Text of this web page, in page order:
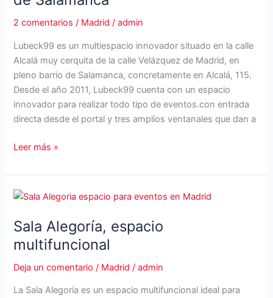
Barrio
de
2 comentarios / Madrid /admin
Lubeck99 es un multiespacio innovador situado en la calle
Alcalá muy cerquita de la calle Velázquez de Madrid, en
pleno barrio de Salamanca, concretamente en Alcalá, 115.
Desde el año 2011, Lubeck99 cuenta con un espacio
innovador para realizar todo tipo de eventos.con entrada
directa desde el portal y tres amplios ventanales que dan a
Lubeck99
en
el
de
Salamanca
Leer más »
Sala Alegoría, espacio
multifuncional
Deja un comentario / Madrid /admin
La Sala Alegoría es un espacio multifuncional ideal para